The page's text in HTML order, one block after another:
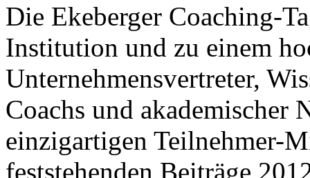
Die Ekeberger Coaching-
Institution und zu einem
Unternehmensvertreter,
Coachs und akademischer
einzigartigen Teilnehmer-
feststehenden Beiträge